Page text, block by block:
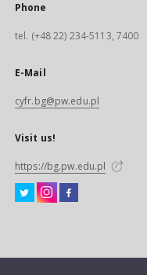
Phone
tel. (+48 22) 234-5113, 7400
E-Mail
cyfr.bg@pw.edu.pl
Visit us!
https://bg.pw.edu.pl